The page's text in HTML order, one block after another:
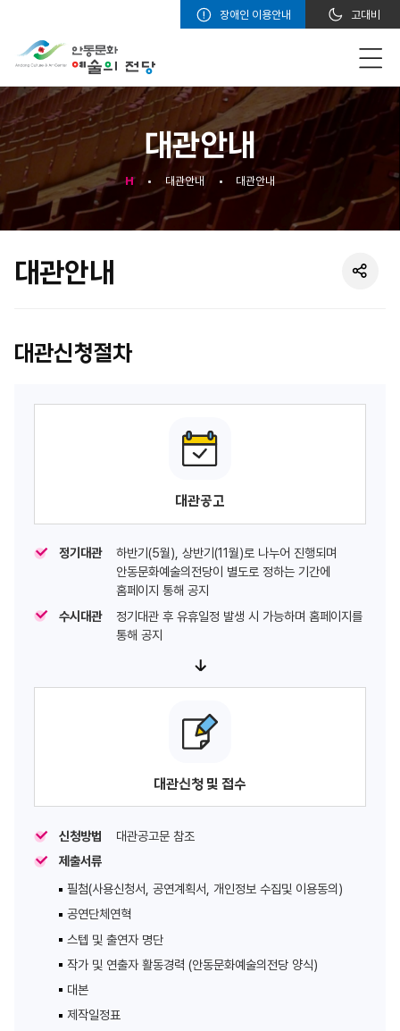
장애인 이용안내 고대비
대관안내
H 대관안내 대관안내
대관안내
대관신청절차
대관공고
정기대관
하반기(5월), 상반기(11월)로 나누어 진행되며
안동문화예술의전당이 별도로 정하는 기간에
홈페이지 통해 공지
수시대관
정기대관 후 유휴일정 발생 시 가능하며 홈페이지를
통해 공지
대관신청 및 접수
신청방법
대관공고문 참조
제출서류
필첨(사용신청서, 공연계획서, 개인정보 수집및 이용동의)
공연단체연혁
스텝 및 출연자 명단
작가 및 연출자 활동경력 (안동문화예술의전당 양식)
대본
제작일정표